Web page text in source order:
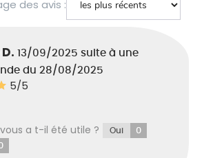
des avis :
D.13/09/2025 suite à une
du 28/08/2025
5/5
a t-il été utile ?
Oui 0